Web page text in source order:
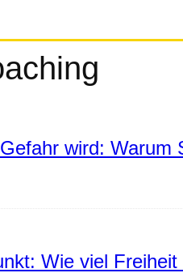
wird: Warum
Wie viel